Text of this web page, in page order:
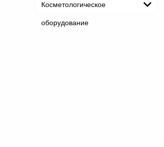
Косметологическое
оборудование